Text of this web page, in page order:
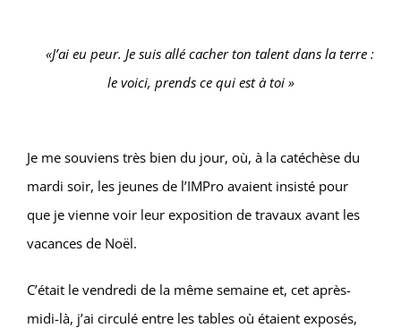
«J’ai eu peur. Je suis allé cacher ton talent dans la terre :
le voici, prends ce qui est à toi »
Je me souviens très bien du jour, où, à la catéchèse du
mardi soir, les jeunes de l’IMPro avaient insisté pour
que je vienne voir leur exposition de travaux avant les
vacances de Noël.
C’était le vendredi de la même semaine et, cet après-
midi-là, j’ai circulé entre les tables où étaient exposés,